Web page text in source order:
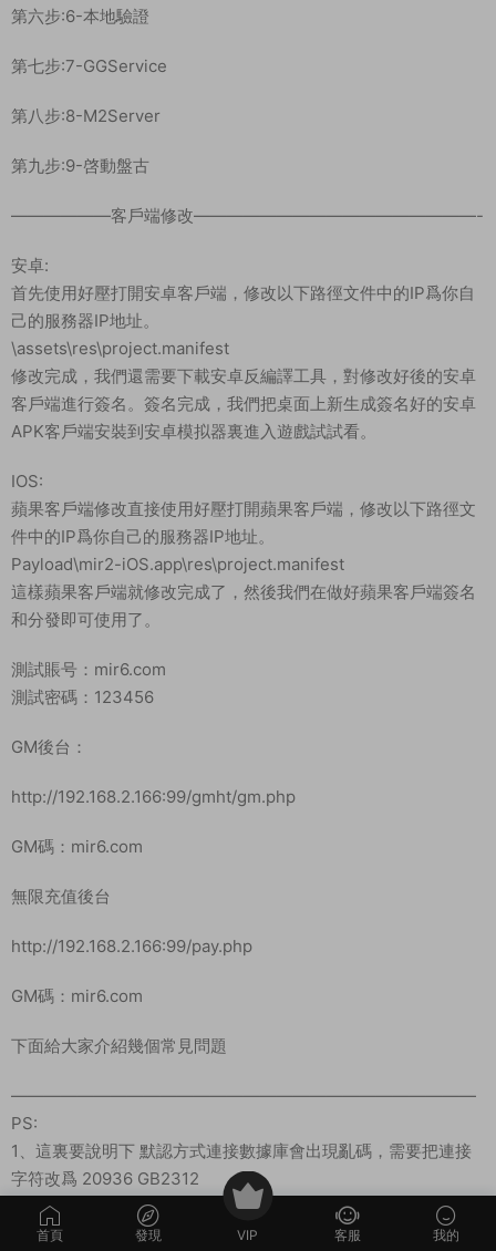
第六步:6-本地驗證
第七步:7-GGService
第八步:8-M2Server
第九步:9-啓動盤古
——————客戶端修改—————————————————-
安卓:
首先使用好壓打開安卓客戶端，修改以下路徑文件中的IP爲你自
己的服務器IP地址。
\assets\res\project.manifest
修改完成，我們還需要下載安卓反編譯工具，對修改好後的安卓
客戶端進行簽名。簽名完成，我們把桌面上新生成簽名好的安卓
APK客戶端安裝到安卓模拟器裏進入遊戲試試看。
IOS:
蘋果客戶端修改直接使用好壓打開蘋果客戶端，修改以下路徑文
件中的IP爲你自己的服務器IP地址。
Payload\mir2-iOS.app\res\project.manifest
這樣蘋果客戶端就修改完成了，然後我們在做好蘋果客戶端簽名
和分發即可使用了。
測試賬号：mir6.com
測試密碼：123456
GM後台：
http://192.168.2.166:99/gmht/gm.php
GM碼：mir6.com
無限充值後台
http://192.168.2.166:99/pay.php
GM碼：mir6.com
下面給大家介紹幾個常見問題
————————————————————————————
PS:
1、這裏要說明下 默認方式連接數據庫會出現亂碼，需要把連接
字符改爲 20936 GB2312
MYSQL默認密碼：mir6.com
首頁 發現 VIP 客服 我的